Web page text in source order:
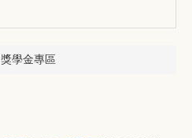
獎學金專區